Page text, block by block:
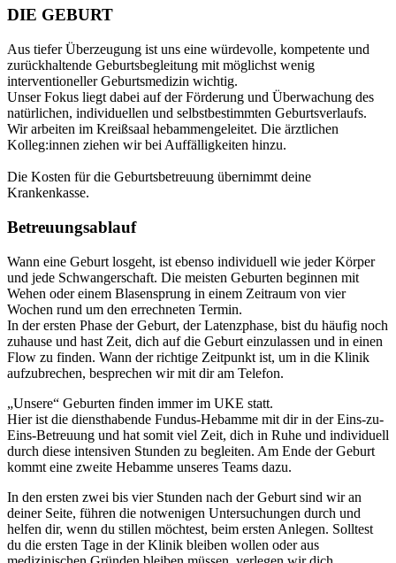
DIE GEBURT
Aus tiefer Überzeugung ist uns eine würdevolle, kompetente und
zurückhaltende Geburtsbegleitung mit möglichst wenig
interventioneller Geburtsmedizin wichtig.
Unser Fokus liegt dabei auf der Förderung und Überwachung des
natürlichen, individuellen und selbstbestimmten Geburtsverlaufs.
Wir arbeiten im Kreißsaal hebammengeleitet. Die ärztlichen
Kolleg:innen ziehen wir bei Auffälligkeiten hinzu.
Die Kosten für die Geburtsbetreuung übernimmt deine
Krankenkasse.
Betreuungsablauf
Wann eine Geburt losgeht, ist ebenso individuell wie jeder Körper
und jede Schwangerschaft. Die meisten Geburten beginnen mit
Wehen oder einem Blasensprung in einem Zeitraum von vier
Wochen rund um den errechneten Termin.
In der ersten Phase der Geburt, der Latenzphase, bist du häufig noch
zuhause und hast Zeit, dich auf die Geburt einzulassen und in einen
Flow zu finden. Wann der richtige Zeitpunkt ist, um in die Klinik
aufzubrechen, besprechen wir mit dir am Telefon.
„Unsere“ Geburten finden immer im UKE statt.
Hier ist die diensthabende Fundus-Hebamme mit dir in der Eins-zu-
Eins-Betreuung und hat somit viel Zeit, dich in Ruhe und individuell
durch diese intensiven Stunden zu begleiten. Am Ende der Geburt
kommt eine zweite Hebamme unseres Teams dazu.
In den ersten zwei bis vier Stunden nach der Geburt sind wir an
deiner Seite, führen die notwenigen Untersuchungen durch und
helfen dir, wenn du stillen möchtest, beim ersten Anlegen. Solltest
du die ersten Tage in der Klinik bleiben wollen oder aus